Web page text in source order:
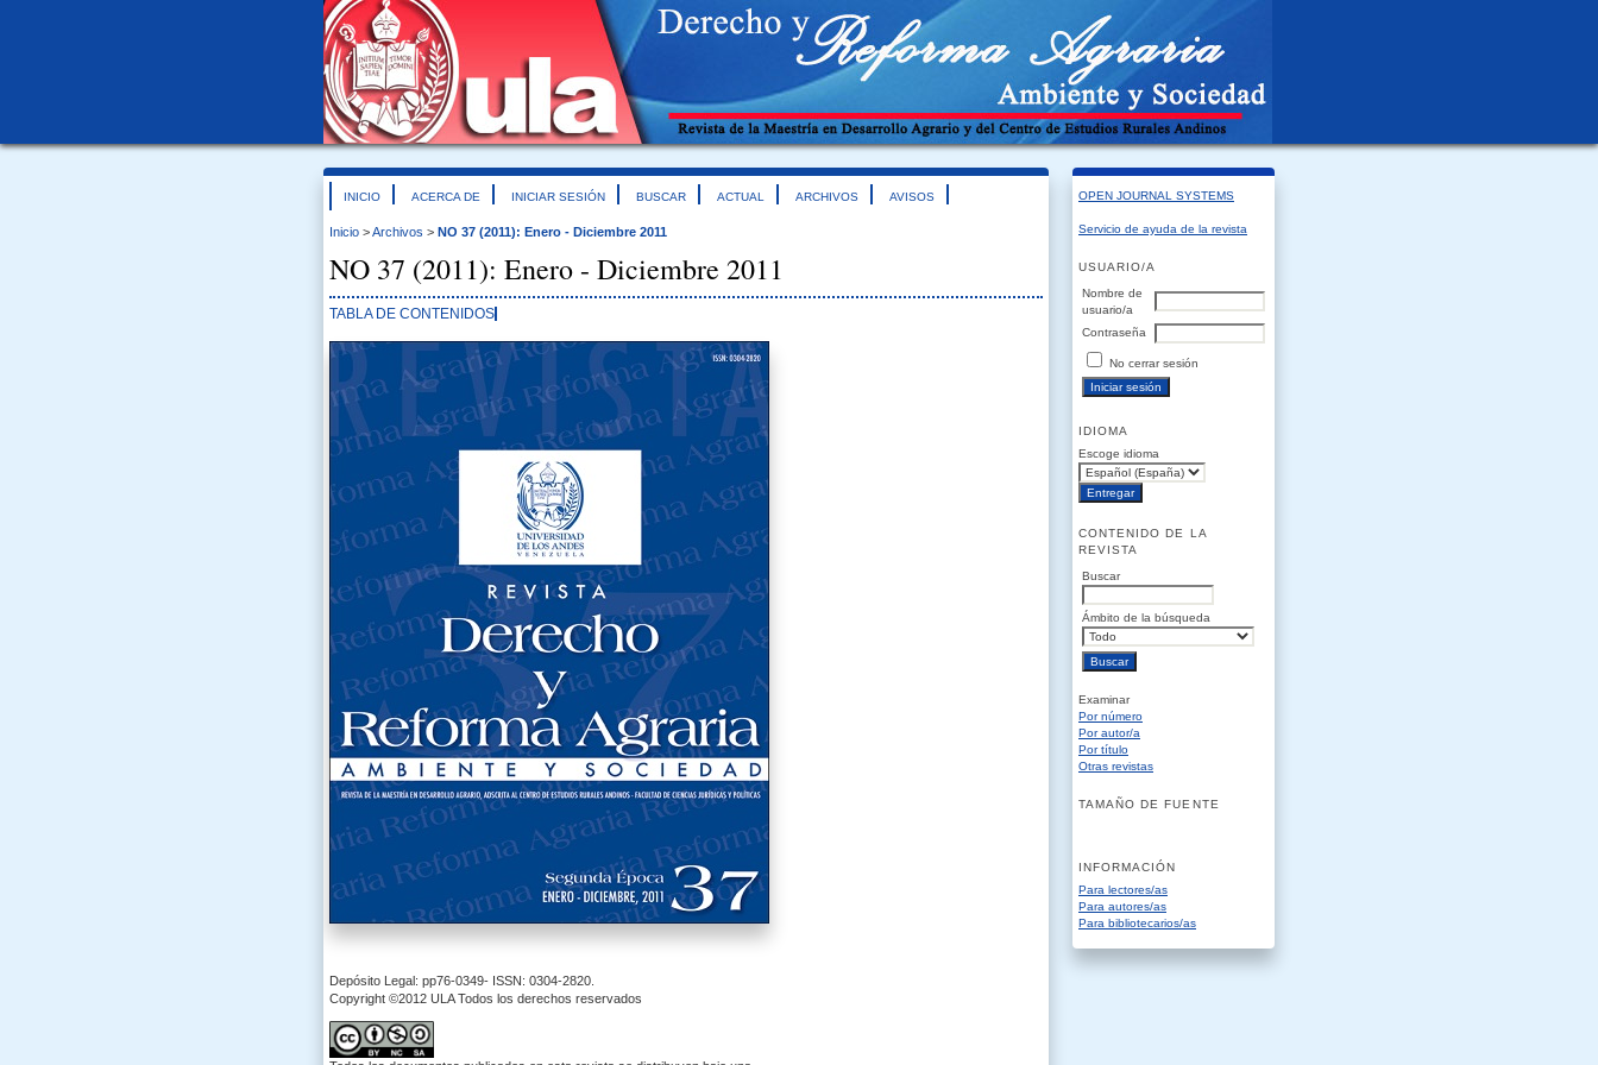
OPEN JOURNAL SYSTEMS
Servicio de ayuda de la revista
USUARIO/A
Nombre de
usuario/a
Contraseña
No cerrar sesión
IDIOMA
Escoge idioma
CONTENIDO DE LA
REVISTA
Buscar
Ámbito de la búsqueda
Examinar
Por número
Por autor/a
Por título
Otras revistas
TAMAÑO DE FUENTE
INFORMACIÓN
Para lectores/as
Para autores/as
Para bibliotecarios/as
INICIO ACERCA DE INICIAR SESIÓN BUSCAR ACTUAL ARCHIVOS AVISOS
Inicio >Archivos > NO 37 (2011): Enero - Diciembre 2011
NO 37 (2011): Enero - Diciembre 2011
TABLA DE CONTENIDOS
Depósito Legal: pp76-0349- ISSN: 0304-2820.
Copyright ©2012 ULA Todos los derechos reservados